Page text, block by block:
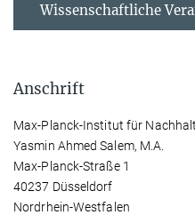
Wissenschaftliche
Anschrift
Max-Planck-Institut für
Yasmin Ahmed Salem, M.A.
Max-Planck-Straße 1
40237 Düsseldorf
Nordrhein-Westfalen